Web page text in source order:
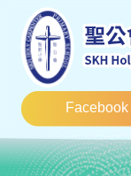
Facebook